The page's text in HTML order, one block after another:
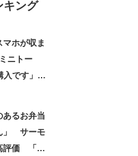
キング
マホが収ま
ニトー
です」
あるお弁当
」 サーモ
評価 「想